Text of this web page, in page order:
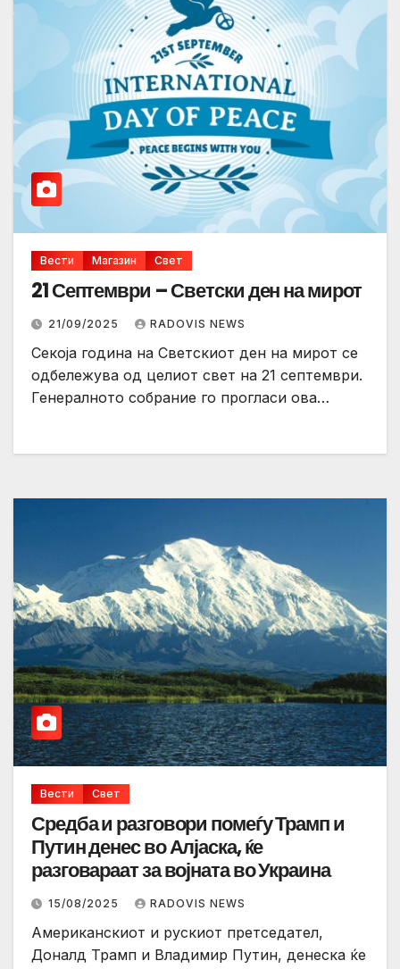
Вести Магазин Свет
21 Септември – Светски ден на мирот
21/09/2025 RADOVIS NEWS
Секоја година на Светскиот ден на мирот се
одбележува од целиот свет на 21 септември.
Генералното собрание го прогласи ова…
Вести Свет
Средба и разговори помеѓу Трамп и
Путин денес во Алјаска, ќе
разговараат за војната во Украина
15/08/2025 RADOVIS NEWS
Американскиот и рускиот претседател,
Доналд Трамп и Владимир Путин, денеска ќе